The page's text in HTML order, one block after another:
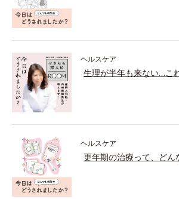
ヘルスケア
生理が半年も来ない…こ
ヘルスケア
更年期の治療って、どん